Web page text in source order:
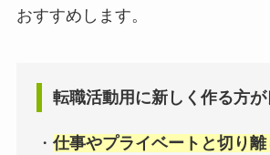
おすすめします。
転職活動用に新しく作る方
・仕事やプライベートと切り